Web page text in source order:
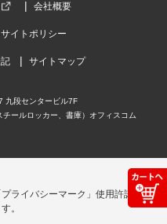
会社概要
サイトポリシー
サイトマップ
九段センタービル7F
ールロッカー、書庫）オフィスコム
ライバシーマーク」使用許諾事
。